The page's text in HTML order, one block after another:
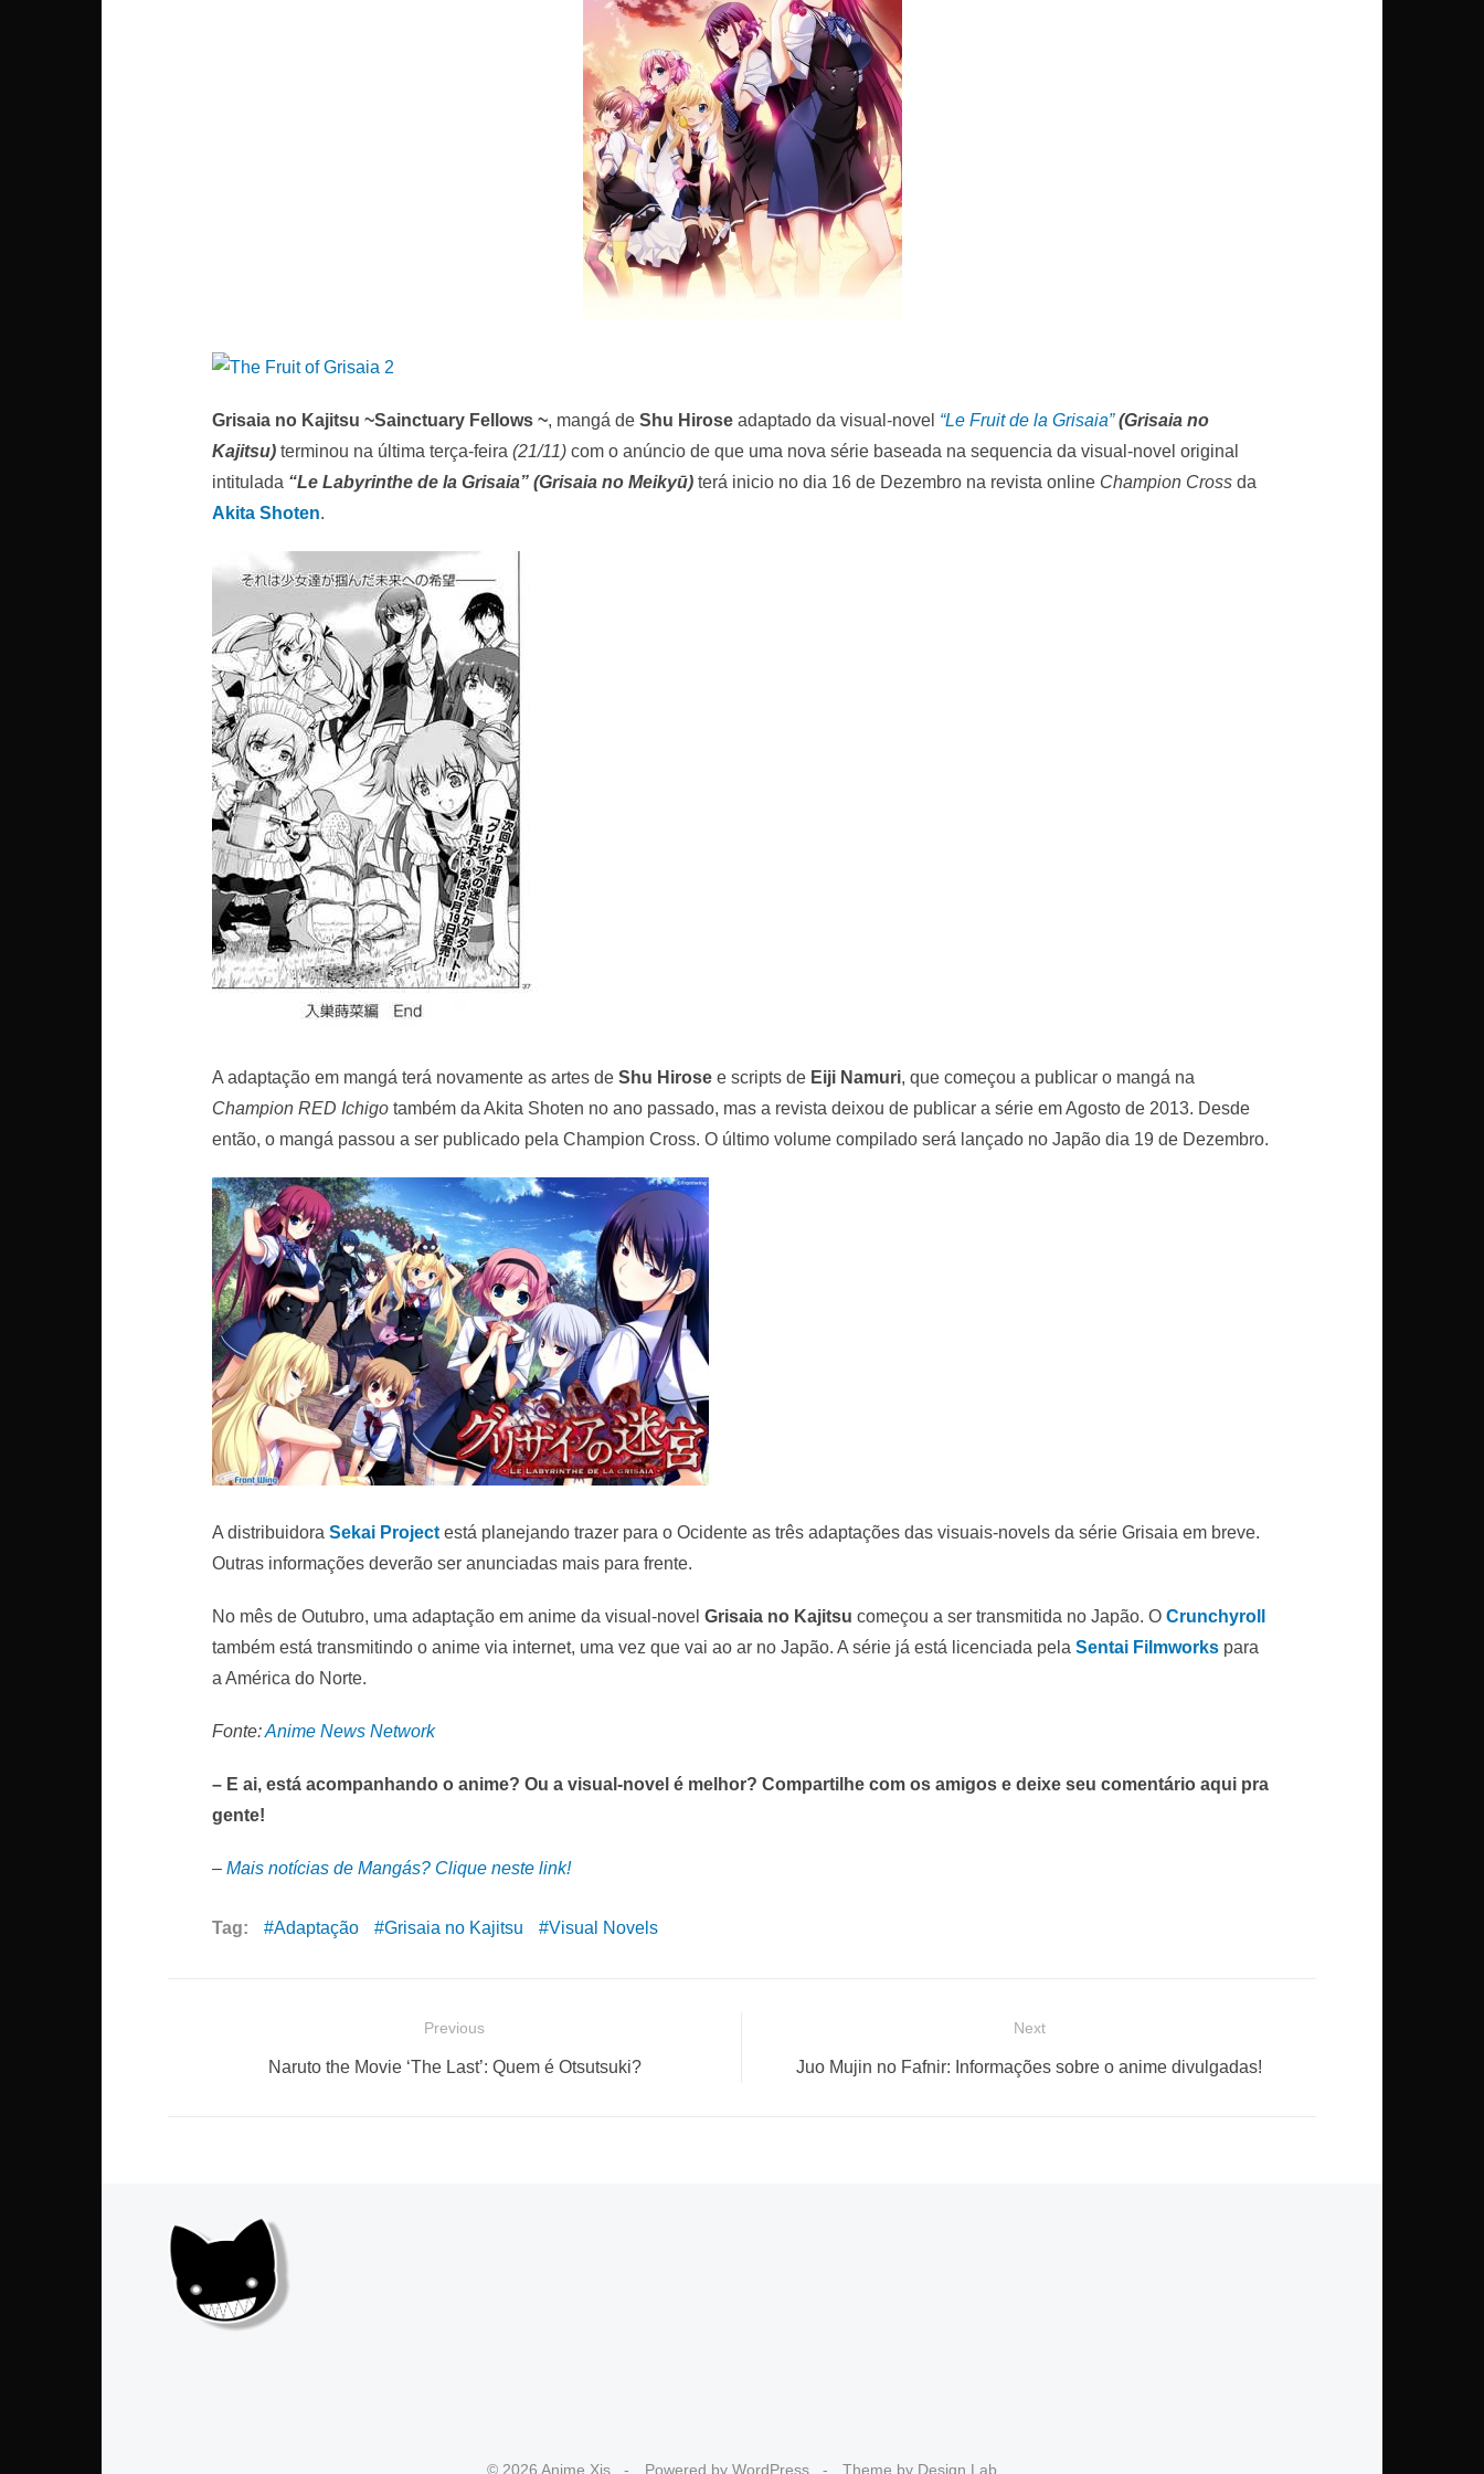
Grisaia no Kajitsu ~Sainctuary Fellows ~, mangá de Shu Hirose adaptado da visual-novel “Le Fruit de la Grisaia” (Grisaia no
Kajitsu) terminou na última terça-feira (21/11) com o anúncio de que uma nova série baseada na sequencia da visual-novel original
intitulada “Le Labyrinthe de la Grisaia” (Grisaia no Meikyū) terá inicio no dia 16 de Dezembro na revista online Champion Cross da
Akita Shoten.
A adaptação em mangá terá novamente as artes de Shu Hirose e scripts de Eiji Namuri, que começou a publicar o mangá na
Champion RED Ichigo também da Akita Shoten no ano passado, mas a revista deixou de publicar a série em Agosto de 2013. Desde
então, o mangá passou a ser publicado pela Champion Cross. O último volume compilado será lançado no Japão dia 19 de Dezembro.
A distribuidora Sekai Project está planejando trazer para o Ocidente as três adaptações das visuais-novels da série Grisaia em breve.
Outras informações deverão ser anunciadas mais para frente.
No mês de Outubro, uma adaptação em anime da visual-novel Grisaia no Kajitsu começou a ser transmitida no Japão. O Crunchyroll
também está transmitindo o anime via internet, uma vez que vai ao ar no Japão. A série já está licenciada pela Sentai Filmworks para
a América do Norte.
Fonte:Anime News Network
– E ai, está acompanhando o anime? Ou a visual-novel é melhor? Compartilhe com os amigos e deixe seu comentário aqui pra
gente!
– Mais notícias de Mangás? Clique neste link!
Tag: Adaptação Grisaia no Kajitsu Visual Novels
Previous
Previous
Naruto the Movie ‘The Last’: Quem é Otsutsuki?
Next
Next
Juo Mujin no Fafnir: Informações sobre o anime divulgadas!
© 2026 Anime Xis Powered by WordPress Theme by Design Lab